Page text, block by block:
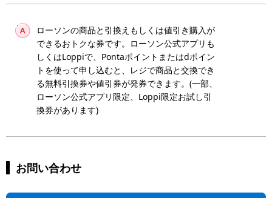
ローソンの商品と引換えもしくは値引き購入が
できるおトクな券です。ローソン公式アプリも
しくはLoppiで、Pontaポイントまたはdポイン
トを使って申し込むと、レジで商品と交換でき
る無料引換券や値引券が発券できます。(一部、
ローソン公式アプリ限定、Loppi限定お試し引
換券があります)
お問い合わせ